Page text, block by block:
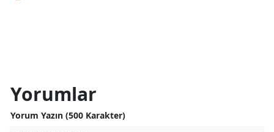
Yorumlar
Yorum Yazın (500 Karakter)